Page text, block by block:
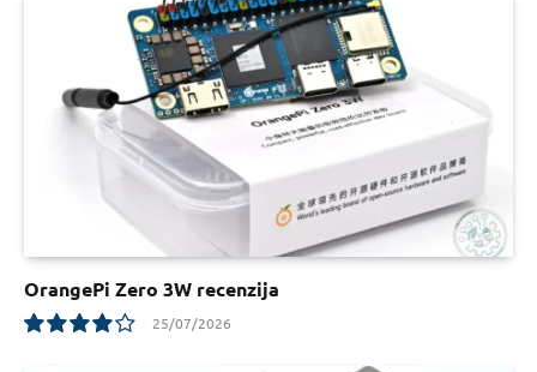
OrangePi Zero 3W recenzija
25/07/2026